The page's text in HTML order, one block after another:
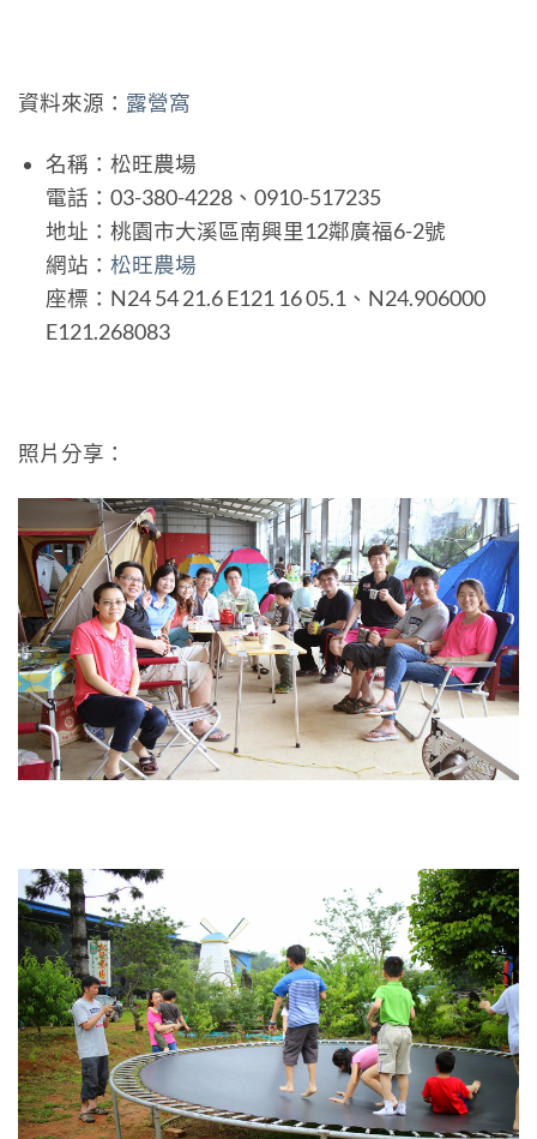
資料來源： 露營窩
名稱：松旺農場
電話：03-380-4228、0910-517235
地址：桃園市大溪區南興里12鄰廣福6-2號
網站： 松旺農場
座標：N24 54 21.6 E121 16 05.1、N24.906000
E121.268083
照片分享：